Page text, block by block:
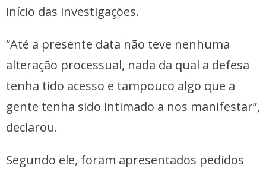
início das investigações.
“Até a presente data não teve nenhuma
alteração processual, nada da qual a defesa
tenha tido acesso e tampouco algo que a
gente tenha sido intimado a nos manifestar”,
declarou.
Segundo ele, foram apresentados pedidos